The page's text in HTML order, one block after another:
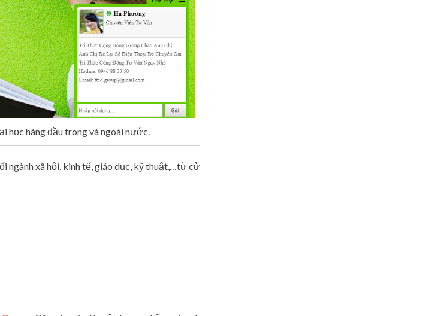
học hàng đầu trong và ngoài nước.
ngành xã hội, kinh tế, giáo dục, kỹ thuật,…từ cử